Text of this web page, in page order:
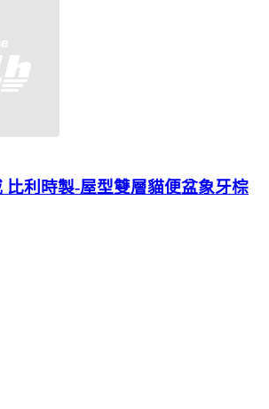
比利時製-屋型雙層貓便盆象牙棕